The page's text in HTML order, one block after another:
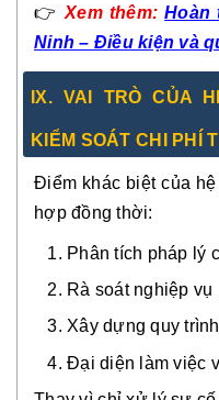
👉Xem thêm:Hoàn
Ninh – Điều kiện và
IX. VAI TRÒ CỦA
KIỂM SOÁT CHI PHÍ
Điểm khác biệt của
hợp đồng thời:
Phân tích pháp lý
Rà soát nghiệp vụ
Xây dựng quy
Đại diện làm việc